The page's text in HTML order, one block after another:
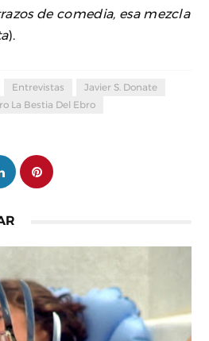
de comedia, esa mezcla
).
Entrevistas
Javier S. Donate
La Bestia Del Ebro